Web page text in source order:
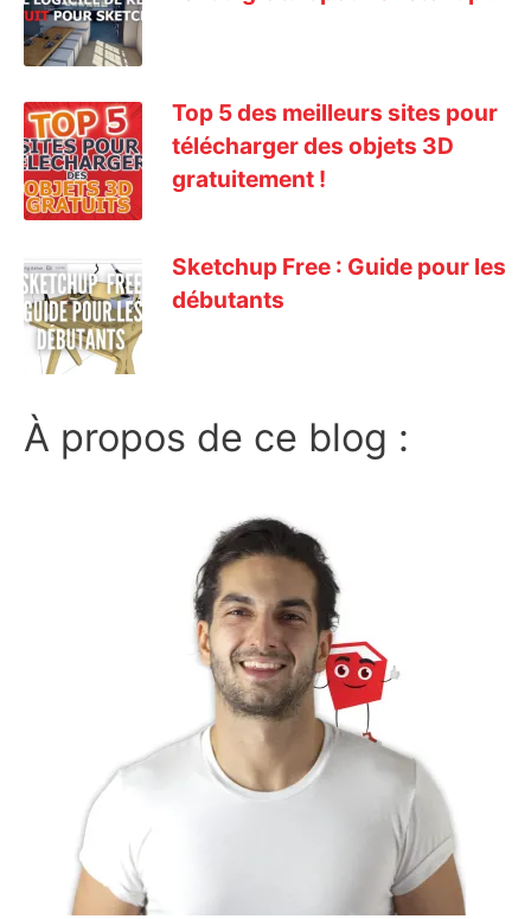
Top 5 des meilleurs sites pour
télécharger des objets 3D
gratuitement !
Sketchup Free : Guide pour les
débutants
À propos de ce blog :